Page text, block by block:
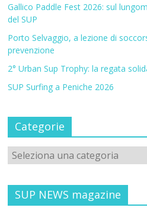
Gallico Paddle Fest 2026: sul
del SUP
Porto Selvaggio, a lezione di
prevenzione
2° Urban Sup Trophy: la regata
SUP Surfing a Peniche 2026
Categorie
SUP NEWS magazine